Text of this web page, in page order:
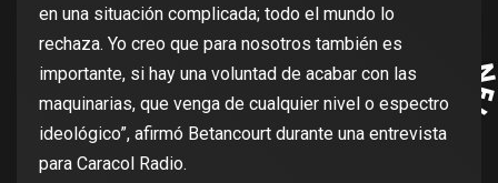
en una situación complicada; todo el mundo lo
rechaza. Yo creo que para nosotros también es
importante, si hay una voluntad de acabar con las
maquinarias, que venga de cualquier nivel o espectro
ideológico”, afirmó Betancourt durante una entrevista
para Caracol Radio.